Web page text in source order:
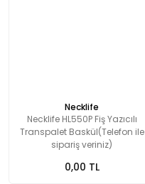
Necklife
Necklife HL550P Fiş Yazıcılı
Transpalet Baskül(Telefon ile
sipariş veriniz)
0,00 TL